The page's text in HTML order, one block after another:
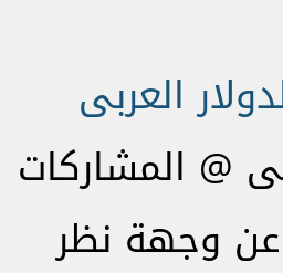
العربى
@ المشاركات
عن وجهة نظر